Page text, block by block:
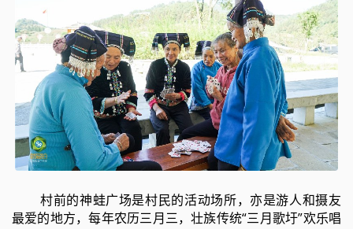
村前的神蛙广场是村民的活动场所，亦是游人和摄友
最爱的地方，每年农历三月三，壮族传统“三月歌圩”欢乐唱